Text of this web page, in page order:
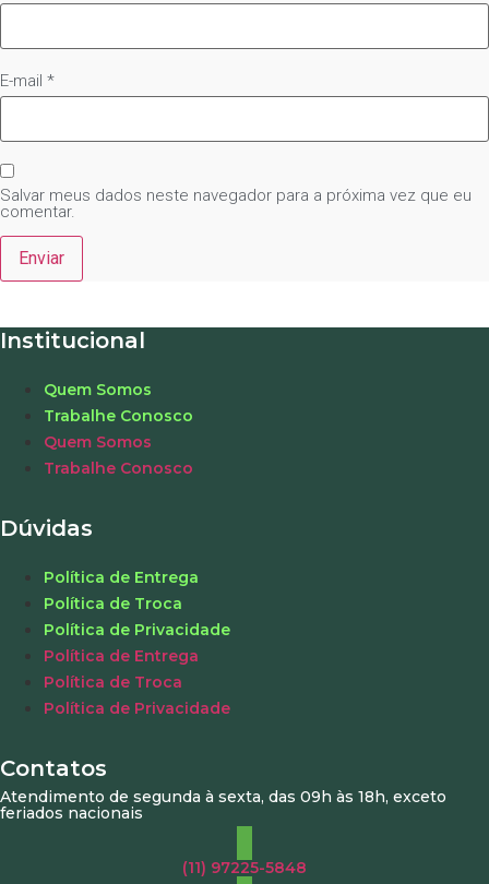
E-mail *
Salvar meus dados neste navegador para a próxima vez que eu
comentar.
Institucional
Quem Somos
Trabalhe Conosco
Quem Somos
Trabalhe Conosco
Dúvidas
Política de Entrega
Política de Troca
Política de Privacidade
Política de Entrega
Política de Troca
Política de Privacidade
Contatos
Atendimento de segunda à sexta, das 09h às 18h, exceto
feriados nacionais
(11) 97225-5848